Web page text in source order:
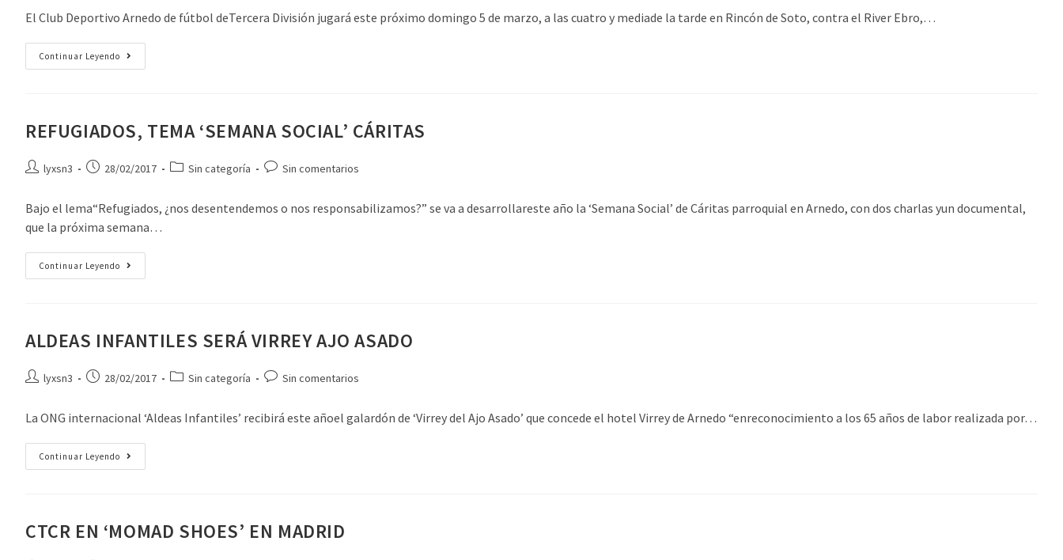
El Club Deportivo Arnedo de fútbol deTercera División jugará este próximo domingo 5 de marzo, a las cuatro y mediade la tarde en Rincón de Soto, contra el River Ebro,…
Continuar Leyendo
REFUGIADOS, TEMA ‘SEMANA SOCIAL’ CÁRITAS
lyxsn3 28/02/2017 Sin categoría Sin comentarios
Bajo el lema“Refugiados, ¿nos desentendemos o nos responsabilizamos?” se va a desarrollareste año la ‘Semana Social’ de Cáritas parroquial en Arnedo, con dos charlas yun documental,
que la próxima semana…
Continuar Leyendo
ALDEAS INFANTILES SERÁ VIRREY AJO ASADO
lyxsn3 28/02/2017 Sin categoría Sin comentarios
La ONG internacional ‘Aldeas Infantiles’ recibirá este añoel galardón de ‘Virrey del Ajo Asado’ que concede el hotel Virrey de Arnedo “enreconocimiento a los 65 años de labor realizada por…
Continuar Leyendo
CTCR EN ‘MOMAD SHOES’ EN MADRID